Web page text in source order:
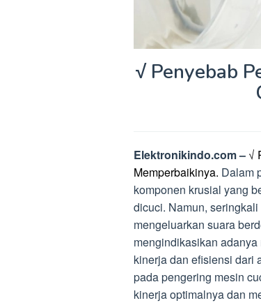
√ Penyebab
Elektronikindo.com – √
Memperbaikinya. Dalam
komponen krusial yang
dicuci. Namun,
mengeluarkan suara
mengindikasikan
kinerja dan efisiensi dari
pada pengering mesin
kinerja optimalnya dan